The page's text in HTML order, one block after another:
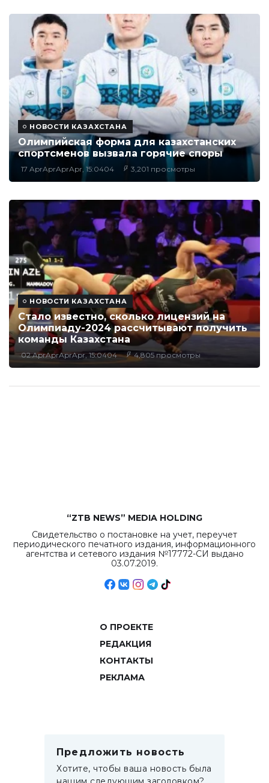
НОВОСТИ КАЗАХСТАНА
Олимпийская форма для казахстанских
спортсменов вызвала горячие споры
17 AprAprAprApr, 15:0404 3,201 просмотры
НОВОСТИ КАЗАХСТАНА
Стало известно, сколько лицензий на
Олимпиаду-2024 рассчитывают получить
команды Казахстана
02 AprAprAprApr, 15:0404 4,805 просмотры
“ZTB NEWS” MEDIA HOLDING
Свидетельство о постановке на учет, переучет
периодического печатного издания, информационного
агентства и сетевого издания №17772-СИ выдано
03.07.2019.
О ПРОЕКТЕ
РЕДАКЦИЯ
КОНТАКТЫ
РЕКЛАМА
Предложить новость
Хотите, чтобы ваша новость была